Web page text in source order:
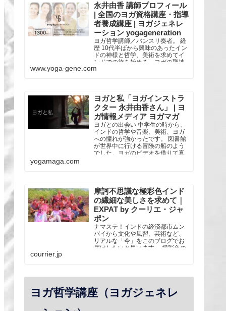
永井由香 講師プロフィール
| 全国のヨガ資格講座・指導
者養成講座 | ヨガジェネレ
ーション yogageneration
ヨガ哲学講師／バンスリ奏者。 経
歴 10代半ばから興味のあったイン
ドの神様と哲学、美術を求めてイ
ンドでの旅を始める。ヨガの聖地
リシケシにあるシバナンダ・アシ
リシケシのTattvaa Yogashalaにて
全米ヨガアライアンス5...
www.yoga-gene.com
ヨガと私「ヨガインストラ
クター 永井由香さん」 | ヨ
ガ情報メディア ヨガマガ
ヨガとの出会い 中学生の時から、
インドの哲学や音楽、美術、ヨガ
への憧れが強かったです。 図書館
が世界中に行ける冒険の船のよう
でした。ヨガのビデオを借りて真
yogamaga.com
摩訶不思議な極彩色インド
の繊細な美しさを求めて｜
EXPAT by クーリエ・ジャ
ポン
ナマステ！インドの経済都市ムン
バイから文化や風習、芸術など、
リアルな「今」をこのブログでお
届けしたいと思います。 極彩色の
courrier.jp
ヨガ哲学講座（ヨガジェネレ